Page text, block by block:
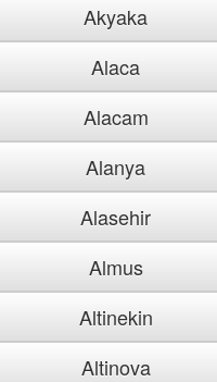
Akyaka
Alaca
Alacam
Alanya
Alasehir
Almus
Altinekin
Altinova